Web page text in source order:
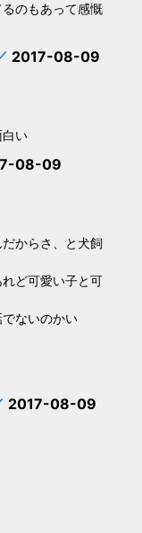
のもあって感慨
2017-08-09
白い
08-09
からさ、と犬飼
ど可愛い子と可
ないのかい
2017-08-09